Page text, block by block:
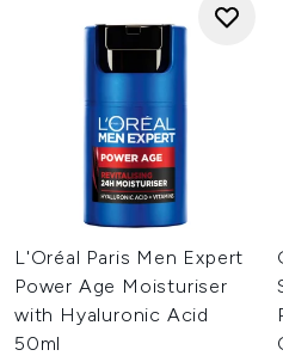
L'Oréal Paris Men Expert
Power Age Moisturiser
with Hyaluronic Acid
50ml